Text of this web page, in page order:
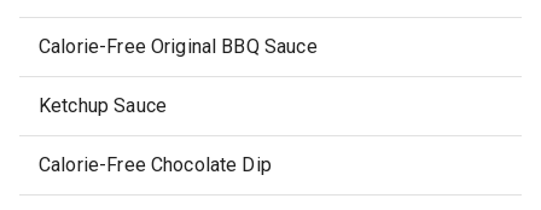
Calorie-Free Original BBQ Sauce
Ketchup Sauce
Calorie-Free Chocolate Dip